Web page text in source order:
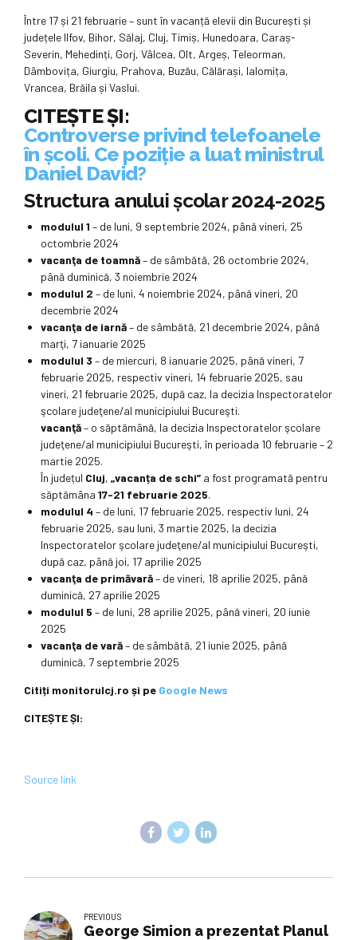
Între 17 și 21 februarie – sunt în vacanță elevii din București și
județele Ilfov, Bihor, Sălaj, Cluj, Timiș, Hunedoara, Caraș-
Severin, Mehedinți, Gorj, Vâlcea, Olt, Argeș, Teleorman,
Dâmbovița, Giurgiu, Prahova, Buzău, Călărași, Ialomița,
Vrancea, Brăila și Vaslui.
CITEȘTE ȘI:
Controverse privind telefoanele
în școli. Ce poziție a luat ministrul
Daniel David?
Structura anului școlar 2024-2025
modulul 1 – de luni, 9 septembrie 2024, până vineri, 25
octombrie 2024
vacanţa de toamnă– de sâmbătă, 26 octombrie 2024,
până duminică, 3 noiembrie 2024
modulul 2 – de luni, 4 noiembrie 2024, până vineri, 20
decembrie 2024
vacanţa de iarnă– de sâmbătă, 21 decembrie 2024, până
marţi, 7 ianuarie 2025
modulul 3 – de miercuri, 8 ianuarie 2025, până vineri, 7
februarie 2025, respectiv vineri, 14 februarie 2025, sau
vineri, 21 februarie 2025, după caz, la decizia Inspectoratelor
şcolare judeţene/al municipiului Bucureşti.
vacanţă– o săptămână, la decizia Inspectoratelor şcolare
judeţene/al municipiului Bucureşti, în perioada 10 februarie – 2
martie 2025.
În județul Cluj, „vacanța de schi” a fost programată pentru
săptămâna 17-21 februarie 2025.
modulul 4 – de luni, 17 februarie 2025, respectiv luni, 24
februarie 2025, sau luni, 3 martie 2025, la decizia
Inspectoratelor şcolare judeţene/al municipiului Bucureşti,
după caz, până joi, 17 aprilie 2025
vacanţa de primăvară– de vineri, 18 aprilie 2025, până
duminică, 27 aprilie 2025
modulul 5 – de luni, 28 aprilie 2025, până vineri, 20 iunie
2025
vacanţa de vară– de sâmbătă, 21 iunie 2025, până
duminică, 7 septembrie 2025
Citiți monitorulcj.ro și pe Google News
CITEȘTE ȘI:
Source link
PREVIOUS
George Simion a prezentat Planul